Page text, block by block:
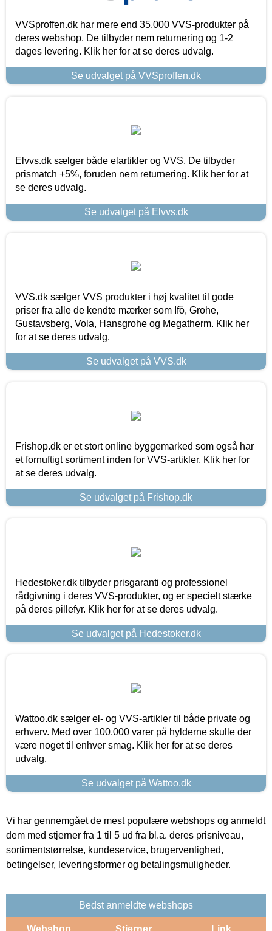
VVSproffen.dk har mere end 35.000 VVS-produkter på
deres webshop. De tilbyder nem returnering og 1-2
dages levering. Klik her for at se deres udvalg.
Se udvalget på VVSproffen.dk
Elvvs.dk sælger både elartikler og VVS. De tilbyder
prismatch +5%, foruden nem returnering. Klik her for at
se deres udvalg.
Se udvalget på Elvvs.dk
VVS.dk sælger VVS produkter i høj kvalitet til gode
priser fra alle de kendte mærker som Ifö, Grohe,
Gustavsberg, Vola, Hansgrohe og Megatherm. Klik her
for at se deres udvalg.
Se udvalget på VVS.dk
Frishop.dk er et stort online byggemarked som også har
et fornuftigt sortiment inden for VVS-artikler. Klik her for
at se deres udvalg.
Se udvalget på Frishop.dk
Hedestoker.dk tilbyder prisgaranti og professionel
rådgivning i deres VVS-produkter, og er specielt stærke
på deres pillefyr. Klik her for at se deres udvalg.
Se udvalget på Hedestoker.dk
Wattoo.dk sælger el- og VVS-artikler til både private og
erhverv. Med over 100.000 varer på hylderne skulle der
være noget til enhver smag. Klik her for at se deres
udvalg.
Se udvalget på Wattoo.dk
Vi har gennemgået de mest populære webshops og anmeldt
dem med stjerner fra 1 til 5 ud fra bl.a. deres prisniveau,
sortimentstørrelse, kundeservice, brugervenlighed,
betingelser, leveringsformer og betalingsmuligheder.
Bedst anmeldte webshops
Webshop Stjerner Link